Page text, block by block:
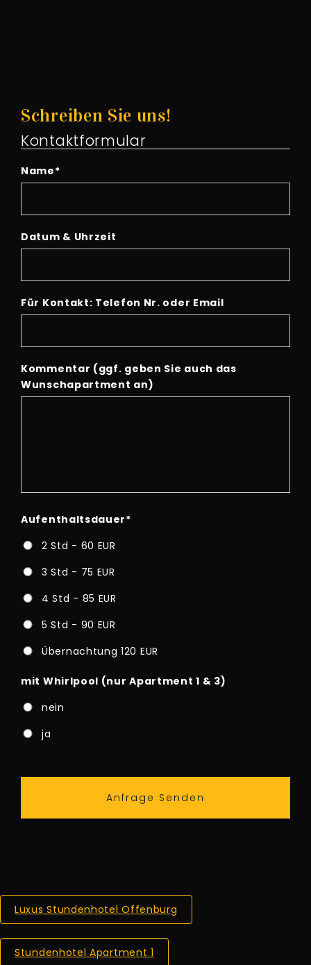
Schreiben Sie uns!
Kontaktformular
Name*
Datum & Uhrzeit
Für Kontakt: Telefon Nr. oder Email
Kommentar (ggf. geben Sie auch das
Wunschapartment an)
Aufenthaltsdauer*
2 Std - 60 EUR
3 Std - 75 EUR
4 Std - 85 EUR
5 Std - 90 EUR
Übernachtung 120 EUR
mit Whirlpool (nur Apartment 1 & 3)
nein
ja
Luxus Stundenhotel Offenburg
Stundenhotel Apartment 1